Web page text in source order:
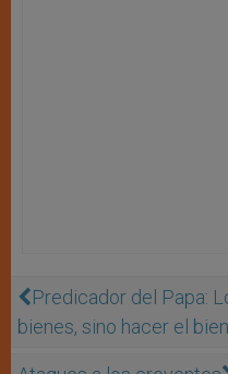
Predicador del Papa:
bienes, sino hacer el bien